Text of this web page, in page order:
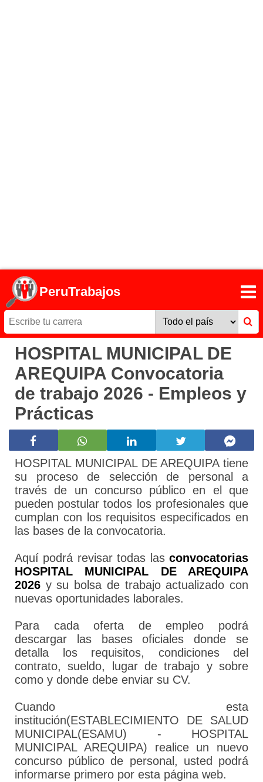
PeruTrabajos
HOSPITAL MUNICIPAL DE
AREQUIPA Convocatoria
de trabajo 2026 - Empleos y
Prácticas
HOSPITAL MUNICIPAL DE AREQUIPA tiene
su proceso de selección de personal a
través de un concurso público en el que
pueden postular todos los profesionales que
cumplan con los requisitos especificados en
las bases de la convocatoria.
Aquí podrá revisar todas las convocatorias
HOSPITAL MUNICIPAL DE AREQUIPA
2026 y su bolsa de trabajo actualizado con
nuevas oportunidades laborales.
Para cada oferta de empleo podrá
descargar las bases oficiales donde se
detalla los requisitos, condiciones del
contrato, sueldo, lugar de trabajo y sobre
como y donde debe enviar su CV.
Cuando esta
institución(ESTABLECIMIENTO DE SALUD
MUNICIPAL(ESAMU) - HOSPITAL
MUNICIPAL AREQUIPA) realice un nuevo
concurso público de personal, usted podrá
informarse primero por esta página web.